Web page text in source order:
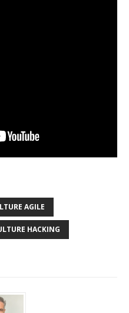
AGILE
HACKING